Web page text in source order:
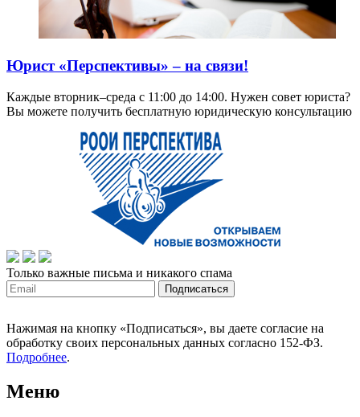
Юрист «Перспективы» – на связи!
Каждые вторник–среда с 11:00 до 14:00. Нужен совет юриста?
Вы можете получить бесплатную юридическую консультацию
Только важные письма и никакого спама
Нажимая на кнопку «Подписаться», вы даете согласие на
обработку своих персональных данных согласно 152-ФЗ.
Подробнее.
Меню